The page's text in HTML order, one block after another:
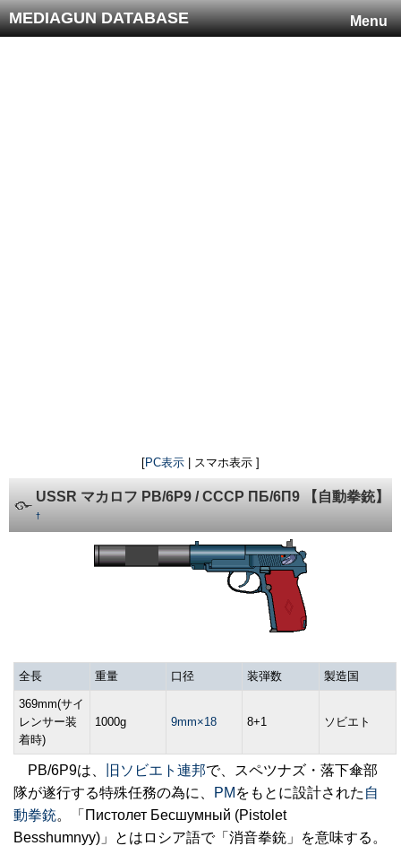
Menu
MEDIAGUN DATABASE
[PC表示 | スマホ表示 ]
USSR マカロフ PB/6P9 / СССР ПБ/6П9 【自動拳銃】
†
全長 重量 口径 装弾数 製造国
369mm(サイ
レンサー装
着時)
1000g 9mm×18 8+1 ソビエト
PB/6P9は、 旧ソビエト連邦で、スペツナズ・落下傘部
隊が遂行する特殊任務の為に、
PM をもとに設計された 自
動拳銃。「Пистолет Бесшумный (Pistolet
Besshumnyy)」とはロシア語で「消音拳銃」を意味する。